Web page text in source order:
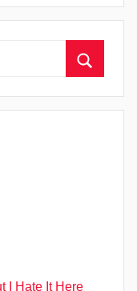
I Hate It Here